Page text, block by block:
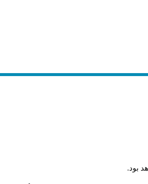
بود.